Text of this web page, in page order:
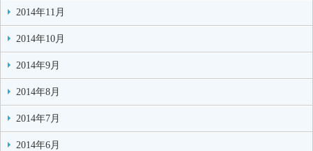
2014年11月
2014年10月
2014年9月
2014年8月
2014年7月
2014年6月